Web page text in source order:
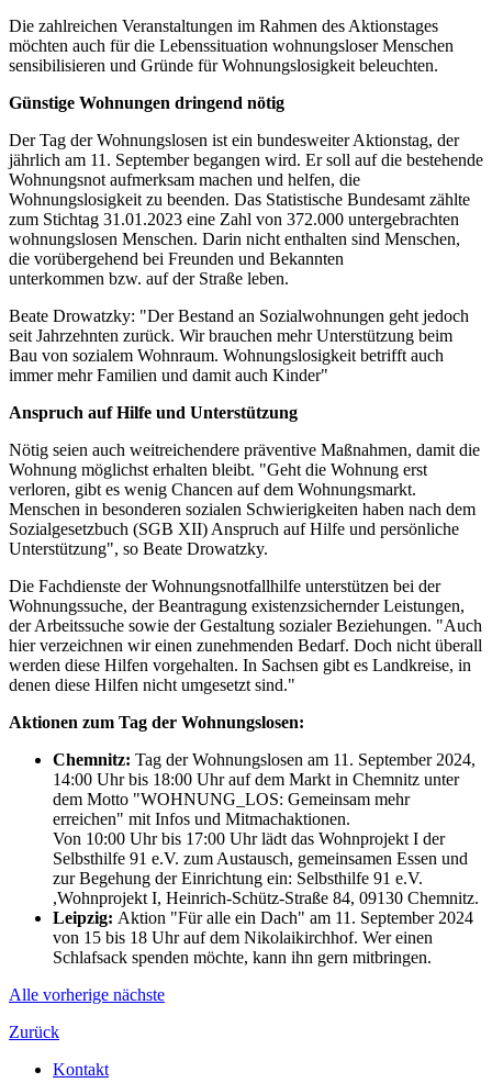
Die zahlreichen Veranstaltungen im Rahmen des Aktionstages
möchten auch für die Lebenssituation wohnungsloser Menschen
sensibilisieren und Gründe für Wohnungslosigkeit beleuchten.
Günstige Wohnungen dringend nötig
Der Tag der Wohnungslosen ist ein bundesweiter Aktionstag, der
jährlich am 11. September begangen wird. Er soll auf die bestehende
Wohnungsnot aufmerksam machen und helfen, die
Wohnungslosigkeit zu beenden. Das Statistische Bundesamt zählte
zum Stichtag 31.01.2023 eine Zahl von 372.000 untergebrachten
wohnungslosen Menschen. Darin nicht enthalten sind Menschen,
die vorübergehend bei Freunden und Bekannten
unterkommen bzw. auf der Straße leben.
Beate Drowatzky: "Der Bestand an Sozialwohnungen geht jedoch
seit Jahrzehnten zurück. Wir brauchen mehr Unterstützung beim
Bau von sozialem Wohnraum. Wohnungslosigkeit betrifft auch
immer mehr Familien und damit auch Kinder"
Anspruch auf Hilfe und Unterstützung
Nötig seien auch weitreichendere präventive Maßnahmen, damit die
Wohnung möglichst erhalten bleibt. "Geht die Wohnung erst
verloren, gibt es wenig Chancen auf dem Wohnungsmarkt.
Menschen in besonderen sozialen Schwierigkeiten haben nach dem
Sozialgesetzbuch (SGB XII) Anspruch auf Hilfe und persönliche
Unterstützung", so Beate Drowatzky.
Die Fachdienste der Wohnungsnotfallhilfe unterstützen bei der
Wohnungssuche, der Beantragung existenzsichernder Leistungen,
der Arbeitssuche sowie der Gestaltung sozialer Beziehungen. "Auch
hier verzeichnen wir einen zunehmenden Bedarf. Doch nicht überall
werden diese Hilfen vorgehalten. In Sachsen gibt es Landkreise, in
denen diese Hilfen nicht umgesetzt sind."
Aktionen zum Tag der Wohnungslosen:
Chemnitz: Tag der Wohnungslosen am 11. September 2024,
14:00 Uhr bis 18:00 Uhr auf dem Markt in Chemnitz unter
dem Motto "WOHNUNG_LOS: Gemeinsam mehr
erreichen" mit Infos und Mitmachaktionen.
Von 10:00 Uhr bis 17:00 Uhr lädt das Wohnprojekt I der
Selbsthilfe 91 e.V. zum Austausch, gemeinsamen Essen und
zur Begehung der Einrichtung ein: Selbsthilfe 91 e.V.
,Wohnprojekt I, Heinrich-Schütz-Straße 84, 09130 Chemnitz.
Leipzig: Aktion "Für alle ein Dach" am 11. September 2024
von 15 bis 18 Uhr auf dem Nikolaikirchhof. Wer einen
Schlafsack spenden möchte, kann ihn gern mitbringen.
Alle vorherige nächste
Zurück
Kontakt